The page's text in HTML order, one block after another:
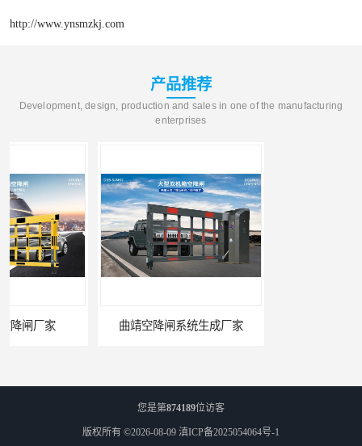
http://www.ynsmzkj.com
产品推荐
Development, design, production and sales in one of the manufacturing
enterprises
曲靖空降闸系统生成厂家 玉溪工业空降闸生成厂家
您是第874189位访客
版权所有 ©2026-08-09 滇ICP备2025054064号-1